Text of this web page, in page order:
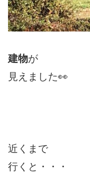
建物が
見えました👀
近くまで
行くと・・・